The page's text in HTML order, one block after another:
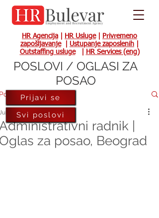
HR Agencija HR Usluge|
Privremeno
zapošljavanje| Ustupanje zaposlenih
Outstaffing usluge| HR Services (eng)
radnik |
za posao, Beograd
2, 2025
Prijavi se
Svi poslovi
POSLOVI / OGLASI ZA
POSAO